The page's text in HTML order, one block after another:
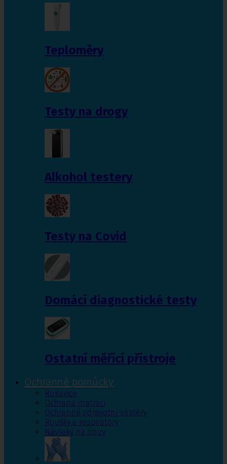
Teploměry
Testy na drogy
Alkohol testery
Testy na Covid
Domácí diagnostické testy
Ostatní měřící přístroje
Ochranné pomůcky
Rukavice
Ochrana matrací
Ochranné zdravotní zástěry
Roušky a respirátory
Návleky na obuv